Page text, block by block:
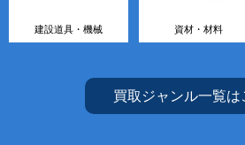
建設道具・機械 資材・材料
買取ジャンル一覧は